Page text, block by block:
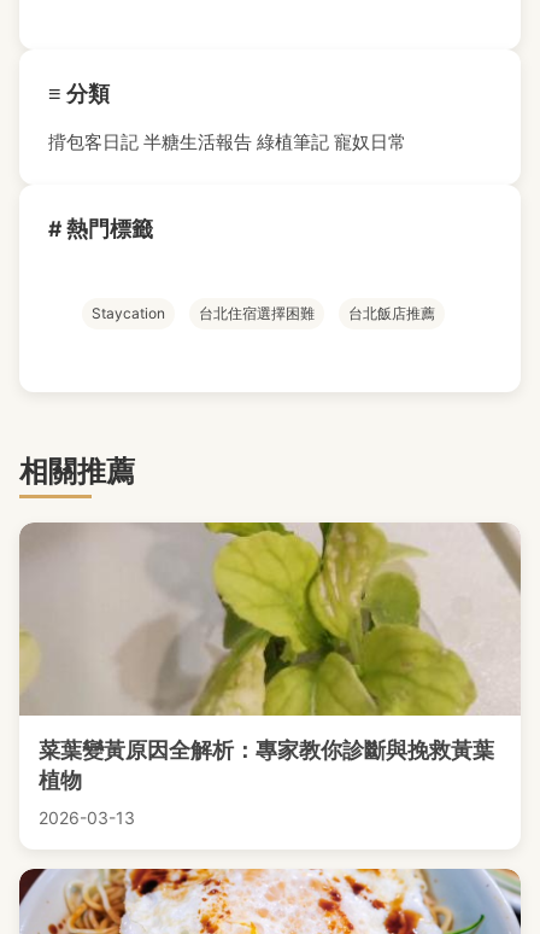
≡ 分類
揹包客日記 半糖生活報告 綠植筆記 寵奴日常
# 熱門標籤
Staycation 台北住宿選擇困難 台北飯店推薦
相關推薦
菜葉變黃原因全解析：專家教你診斷與挽救黃葉
植物
2026-03-13